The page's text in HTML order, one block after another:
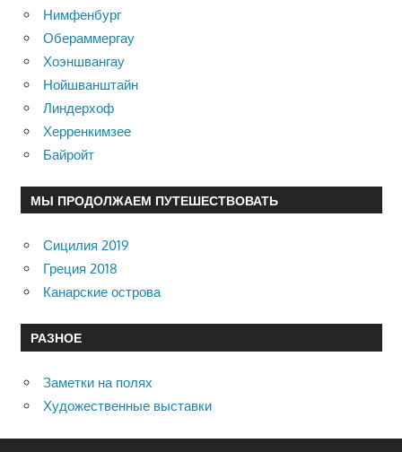
Нимфенбург
Обераммергау
Хоэншвангау
Нойшванштайн
Линдерхоф
Херренкимзее
Байройт
МЫ ПРОДОЛЖАЕМ ПУТЕШЕСТВОВАТЬ
Сицилия 2019
Греция 2018
Канарские острова
РАЗНОЕ
Заметки на полях
Художественные выставки